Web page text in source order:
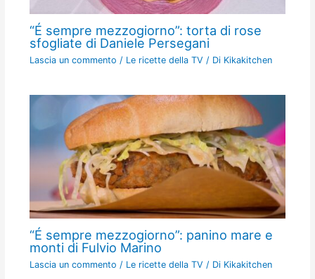
“É sempre mezzogiorno”: torta di rose
sfogliate di Daniele Persegani
Lascia un commento / Le ricette della TV / Di Kikakitchen
“É sempre mezzogiorno”: panino mare e
monti di Fulvio Marino
Lascia un commento / Le ricette della TV / Di Kikakitchen